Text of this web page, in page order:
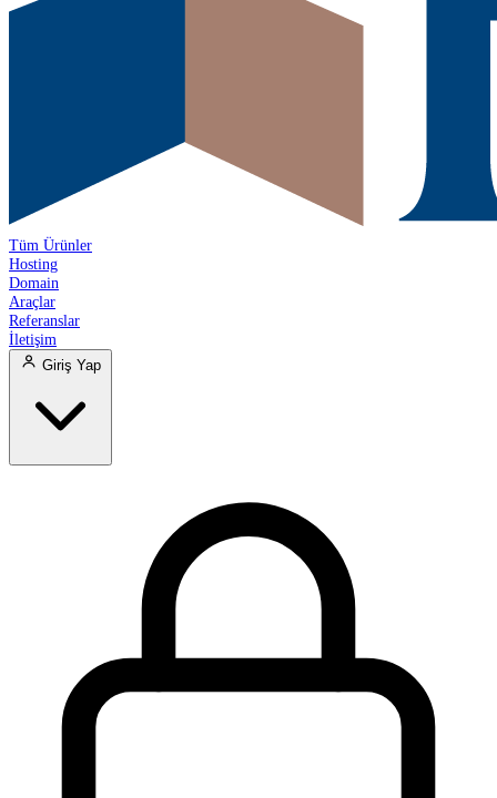
Tüm Ürünler
Hosting
Domain
Araçlar
Referanslar
İletişim
Giriş Yap